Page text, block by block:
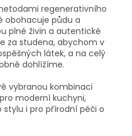
regenerativního
obohacuje půdu a
plné živin a autentické
za studena, abychom v
látek, a na celý
dohlížíme.
vybranou kombinaci
moderní kuchyni,
i pro přírodní péči o